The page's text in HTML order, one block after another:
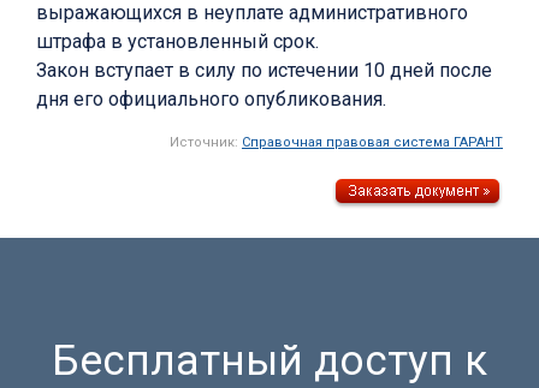
выражающихся в неуплате административного
штрафа в установленный срок.
Закон вступает в силу по истечении 10 дней после
дня его официального опубликования.
Источник: Справочная правовая система ГАРАНТ
Бесплатный доступ к